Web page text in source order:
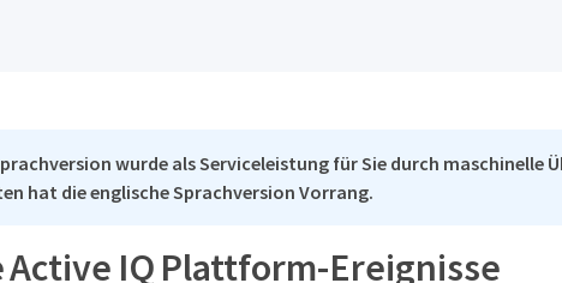
wurde als Serviceleistung für Sie durch maschinelle
hat die englische Sprachversion Vorrang.
Active IQ Plattform-Ereignisse